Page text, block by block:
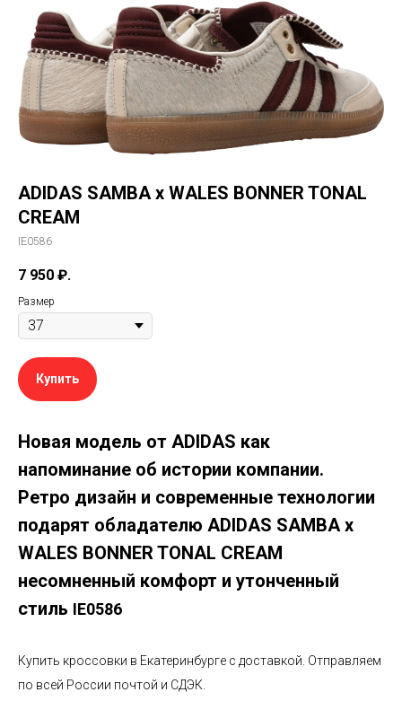
ADIDAS SAMBA x WALES BONNER TONAL
CREAM
IE0586
7 950 ₽.
Размер
Купить
Новая модель от ADIDAS как
напоминание об истории компании.
Ретро дизайн и современные технологии
подарят обладателю ADIDAS SAMBA x
WALES BONNER TONAL CREAM
несомненный комфорт и утонченный
стиль IE0586
Купить кроссовки в Екатеринбурге с доставкой. Отправляем
по всей России почтой и СДЭК.